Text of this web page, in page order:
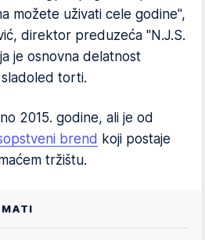
možete uživati cele godine",
direktor preduzeća "N.J.S.
je osnovna delatnost
torti.
2015. godine, ali je od
brend koji postaje
tržištu.